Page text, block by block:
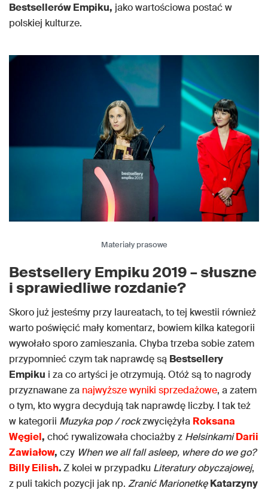
Bestsellerów Empiku, jako wartościowa postać w
polskiej kulturze.
Materiały prasowe
Bestsellery Empiku 2019 – słuszne
i sprawiedliwe rozdanie?
Skoro już jesteśmy przy laureatach, to tej kwestii również
warto poświęcić mały komentarz, bowiem kilka kategorii
wywołało sporo zamieszania. Chyba trzeba sobie zatem
przypomnieć czym tak naprawdę są Bestsellery
Empiku i za co artyści je otrzymują. Otóż są to nagrody
przyznawane za najwyższe wyniki sprzedażowe, a zatem
o tym, kto wygra decydują tak naprawdę liczby. I tak też
w kategorii Muzyka pop / rockzwyciężyła Roksana
Węgiel, choć rywalizowała chociażby z Helsinkami Darii
Zawiałow, czy When we all fall asleep, where do we go?
Billy Eilish.Z kolei w przypadku Literatury obyczajowej,
z puli takich pozycji jak np. Zranić Marionetkę Katarzyny